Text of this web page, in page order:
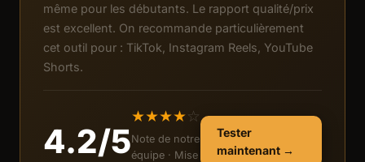
même pour les débutants. Le rapport qualité/prix
est excellent. On recommande particulièrement
cet outil pour : TikTok, Instagram Reels, YouTube
Shorts.
4.2/5
★★★★ ☆
Note de notre
équipe · Mise
Tester
maintenant →